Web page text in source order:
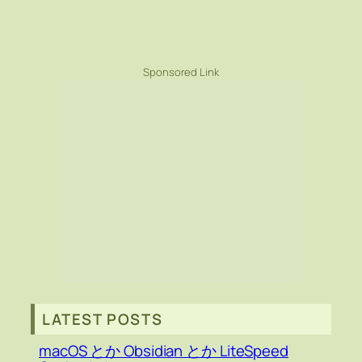
Sponsored Link
LATEST POSTS
macOS とか Obsidian とか LiteSpeed